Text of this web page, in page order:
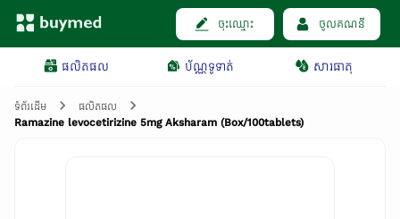
ចុះឈ្មោះ ចូលគណនី
ផលិតផល ប័ណ្ណទូទាត់ សារធាតុ
ទំព័រដើម
ផលិតផល
Ramazine levocetirizine 5mg Aksharam (Box/100tablets)